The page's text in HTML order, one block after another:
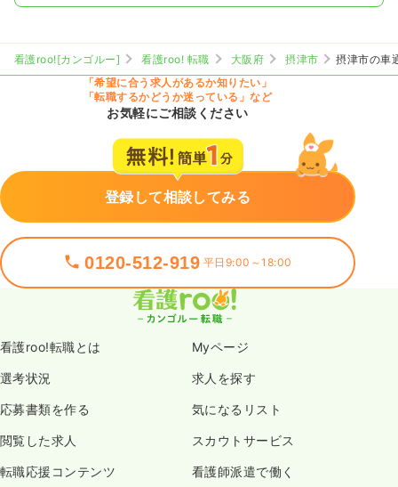
看護roo![カンゴルー] 看護roo! 転職 大阪府 摂津市
摂津市の車
「希望に合う求人があるか知りたい」
「転職するかどうか迷っている」など
お気軽にご相談ください
登録して相談してみる
0120-512-919 平日9:00～18:00
看護roo!転職とは Myページ
選考状況 求人を探す
応募書類を作る 気になるリスト
閲覧した求人 スカウトサービス
転職応援コンテンツ 看護師派遣で働く